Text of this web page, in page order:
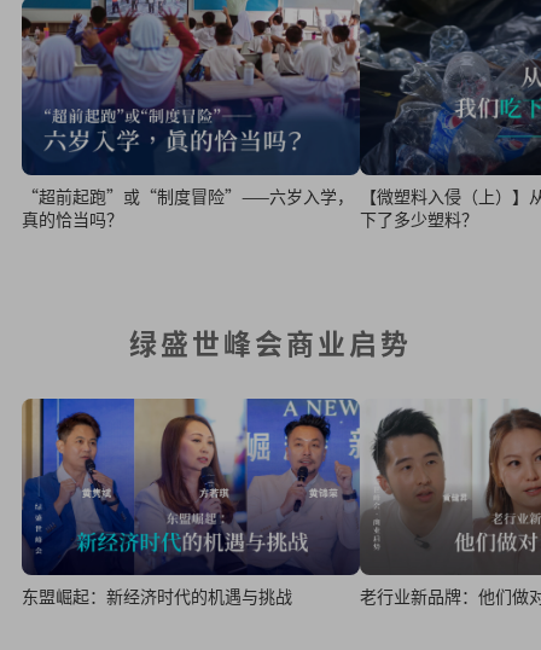
“超前起跑”或“制度冒险”——六岁入学，
真的恰当吗？
【微塑料入侵（上）
下了多少塑料？
绿盛世峰会商业启势
东盟崛起：新经济时代的机遇与挑战 老行业新品牌：他们做